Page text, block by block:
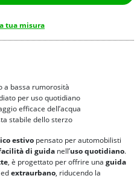
tua misura
a bassa rumorosità
per uso quotidiano
efficace dell’acqua
stabile dello sterzo
estivo pensato per automobilisti
di guida nell’uso quotidiano.
, è progettato per offrire una guida
edextraurbano, riducendo la